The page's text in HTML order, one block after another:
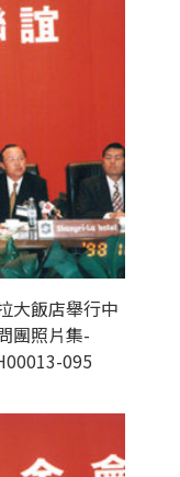
大飯店舉行中
團照片集-
095